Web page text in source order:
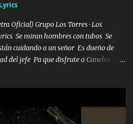
par de conciertos más que llenar Se
Oficial) Grupo Los Torres · Los
Se miran hombres con tubos Se
cuidando a un señor Es dueño de
del jefe Pa que disfrute a Canelos Es
es platica de grandes por eso hay
para atender los deberes